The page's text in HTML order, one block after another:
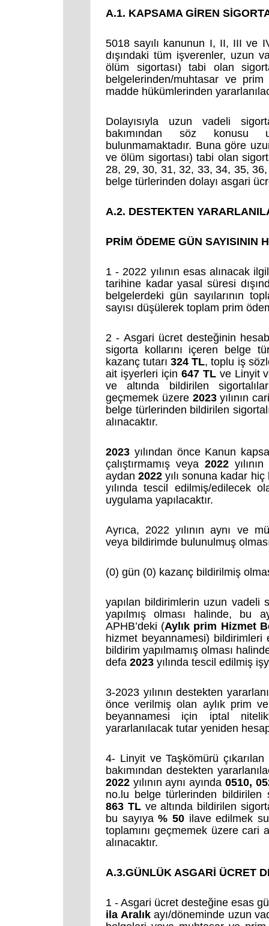
A.1. KAPSAMA GİREN
5018 sayılı kanunun I, II, III ve
dışındaki tüm işverenler, uzun
ölüm sigortası) tabi olan
belgelerinden/muhtasar ve
madde hükümlerinden
Dolayısıyla uzun vadeli
bakımından söz konusu
bulunmamaktadır. Buna göre
ve ölüm sigortası) tabi olan
28, 29, 30, 31, 32, 33, 34, 35,
belge türlerinden dolayı asgari
A.2. DESTEKTEN
PRİM ÖDEME GÜN SAYISININ
1 - 2022 yılının esas alınacak
tarihine kadar yasal süresi
belgelerdeki gün sayılarının
sayısı düşülerek toplam prim
2 - Asgari ücret desteğinin
sigorta kollarını içeren belge
kazanç tutarı324 TL, toplu iş
ait işyerleri için 647 TLve Linyit
ve altında bildirilen
geçmemek üzere 2023yılının
belge türlerinden bildirilen
alınacaktır.
2023 yılından önce Kanun
çalıştırmamış veya 2022
aydan2022yılı sonuna kadar
yılında tescil edilmiş/edilecek
uygulama yapılacaktır.
Ayrıca, 2022 yılının aynı ve
veya bildirimde bulunulmuş
(0) gün (0) kazanç bildirilmiş
yapılan bildirimlerin uzun vadeli
yapılmış olması halinde, bu
APHB’deki (Aylık prim Hizmet
hizmet beyannamesi) bildirimleri
bildirim yapılmamış olması
defa 2023 yılında tescil edilmiş
3-2023 yılının destekten
önce verilmiş olan aylık prim
beyannamesi için iptal
yararlanılacak tutar yeniden
4- Linyit ve Taşkömürü
bakımından destekten
2022 yılının aynı ayında 0510,
no.lu belge türlerinden bildirilen
863 TLve altında bildirilen
bu sayıya% 50ilave edilmek
toplamını geçmemek üzere cari
alınacaktır.
A.3.GÜNLÜK ASGARİ ÜCRET
1 - Asgari ücret desteğine esas
ila Aralık ayı/döneminde uzun